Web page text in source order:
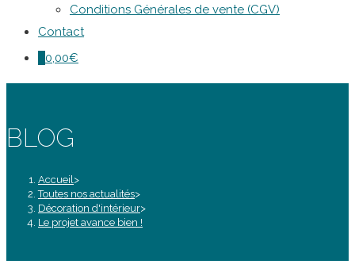
Conditions Générales de vente (CGV)
Contact
0,00€
BLOG
Accueil >
Toutes nos actualités>
Décoration d'intérieur>
Le projet avance bien !